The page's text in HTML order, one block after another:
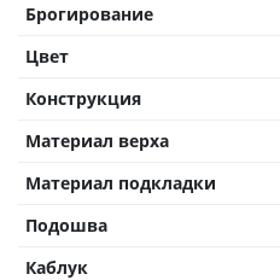
Брогирование
Цвет
Конструкция
Материал верха
Материал подкладки
Подошва
Каблук